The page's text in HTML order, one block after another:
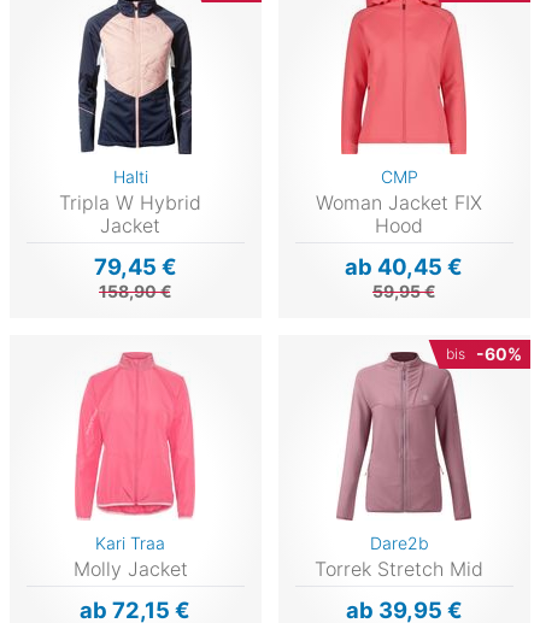
Halti
Tripla W Hybrid
Jacket
79,45 €
158,90 €
CMP
Woman Jacket FIX
Hood
ab 40,45 €
59,95 €
Kari Traa
Molly Jacket
ab 72,15 €
bis -60%
Dare2b
Torrek Stretch Mid
ab 39,95 €